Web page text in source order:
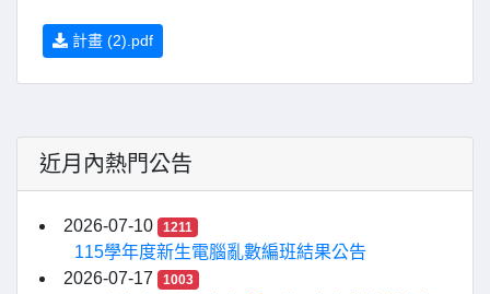
計畫 (2).pdf
近月內熱門公告
2026-07-10 1211
115學年度新生電腦亂數編班結果公告
2026-07-17
1003